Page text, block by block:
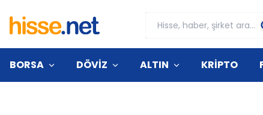
BORSA DÖVİZ ALTIN KRİPTO